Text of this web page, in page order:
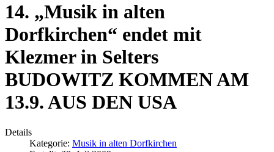
14. „Musik in alten
Dorfkirchen“ endet mit
Klezmer in Selters
BUDOWITZ KOMMEN AM
13.9. AUS DEN USA
Details
Kategorie: Musik in alten Dorfkirchen